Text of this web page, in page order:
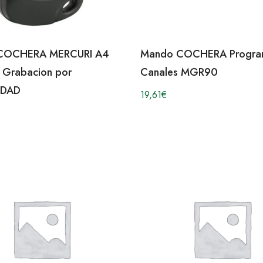
MERCURI A4
por
Mando COCHERA
Canales MGR90
19,61€